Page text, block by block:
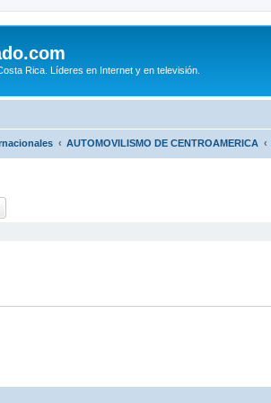
Rica. Líderes en Internet y en televisión.
AUTOMOVILISMO DE CENTROAMERICA